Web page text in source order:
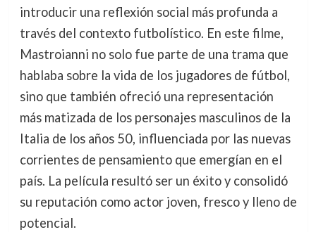
introducir una reflexión social más profunda a
través del contexto futbolístico. En este filme,
Mastroianni no solo fue parte de una trama que
hablaba sobre la vida de los jugadores de fútbol,
sino que también ofreció una representación
más matizada de los personajes masculinos de la
Italia de los años 50, influenciada por las nuevas
corrientes de pensamiento que emergían en el
país. La película resultó ser un éxito y consolidó
su reputación como actor joven, fresco y lleno de
potencial.